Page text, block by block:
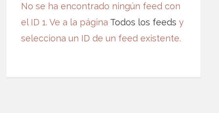
No se ha encontrado ningún feed con
el ID 1. Ve a la página Todos los feeds y
selecciona un ID de un feed existente.